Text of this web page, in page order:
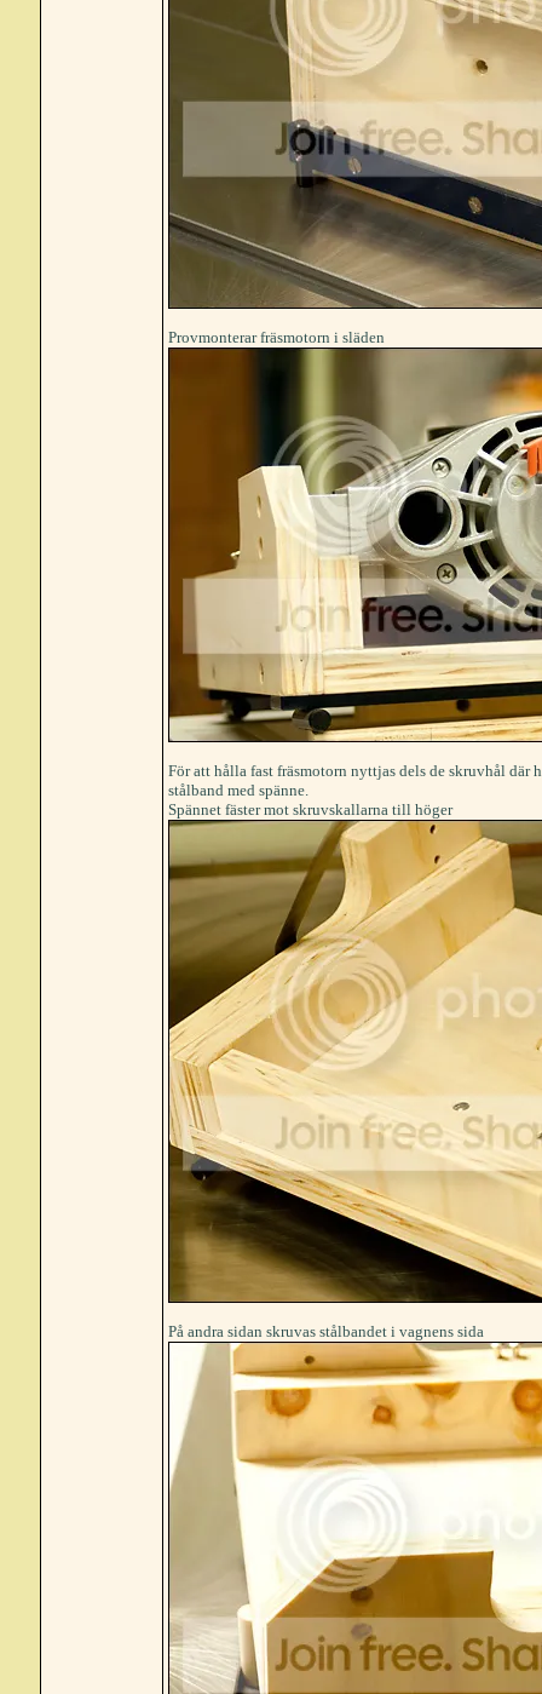
Provmonterar fräsmotorn i släden
För att hålla fast fräsmotorn nyttjas dels de skruvhål
stålband med spänne.
Spännet fäster mot skruvskallarna till höger
På andra sidan skruvas stålbandet i vagnens sida